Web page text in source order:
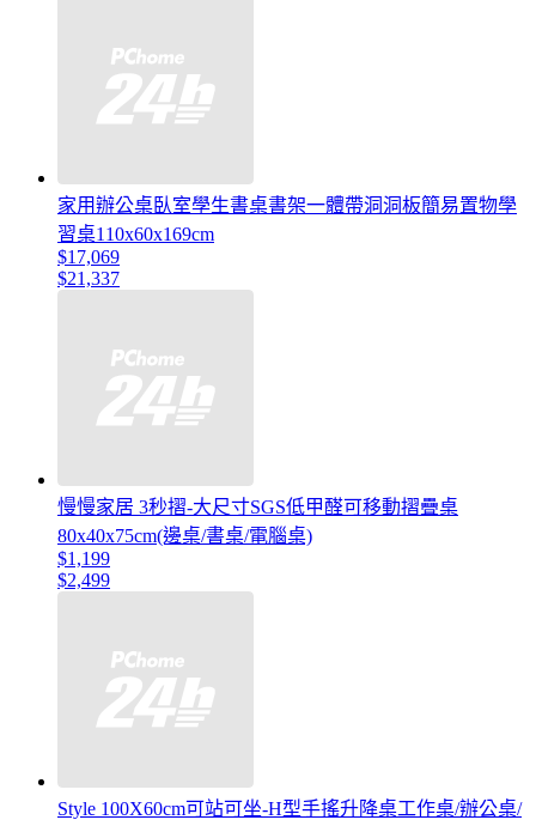
家用辦公桌臥室學生書桌書架一體帶洞洞板簡易置物學
習桌110x60x169cm
$17,069
$21,337
慢慢家居 3秒摺-大尺寸SGS低甲醛可移動摺疊桌
80x40x75cm(邊桌/書桌/電腦桌)
$1,199
$2,499
Style 100X60cm可站可坐-H型手搖升降桌工作桌/辦公桌/